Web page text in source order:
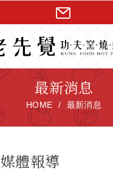
最新消息
HOME 最新消息
媒體報導